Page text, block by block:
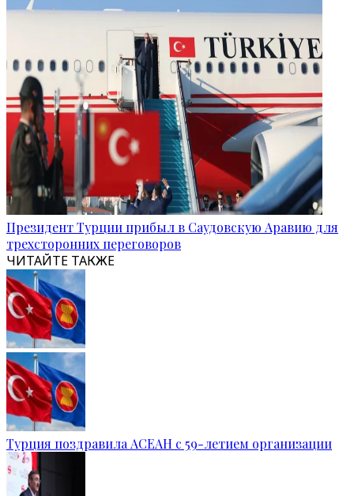
Президент Турции прибыл в Саудовскую Аравию для
трехсторонних переговоров
ЧИТАЙТЕ ТАКЖЕ
Турция поздравила АСЕАН с 59-летием организации